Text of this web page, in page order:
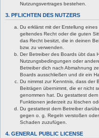
Nutzungsvertrages bestehen.
3. PFLICHTEN DES NUTZERS
Du erklärst mit der Erstellung
geltendes Recht oder die guten
das Recht besitzt, die in deinen
bzw. zu verwenden.
Der Betreiber des Boards übt das
Nutzungsbedingungen oder
Betreiber dich nach Abmahnung
Boards ausschließen und dir ein
Du nimmst zur Kenntnis, dass der
Beiträgen übernimmt, die er nicht
genommen hat. Du gestattest
Funktionen jederzeit zu löschen
Du gestattest dem Betreiber
gegen o. g. Regeln verstoßen
Schaden zuzufügen.
4. GENERAL PUBLIC LICENSE